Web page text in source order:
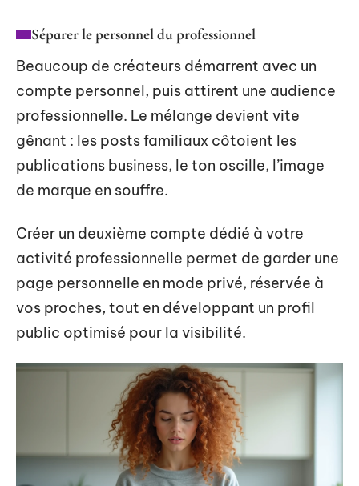
Séparer le personnel du professionnel
Beaucoup de créateurs démarrent avec un
compte personnel, puis attirent une audience
professionnelle. Le mélange devient vite
gênant : les posts familiaux côtoient les
publications business, le ton oscille, l’image
de marque en souffre.
Créer un deuxième compte dédié à votre
activité professionnelle permet de garder une
page personnelle en mode privé, réservée à
vos proches, tout en développant un profil
public optimisé pour la visibilité.